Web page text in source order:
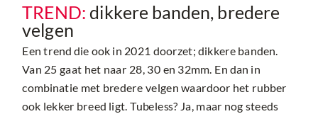
TREND: dikkere banden, bredere
velgen
Een trend die ook in 2021 doorzet; dikkere banden.
Van 25 gaat het naar 28, 30 en 32mm. En dan in
combinatie met bredere velgen waardoor het rubber
ook lekker breed ligt. Tubeless? Ja, maar nog steeds